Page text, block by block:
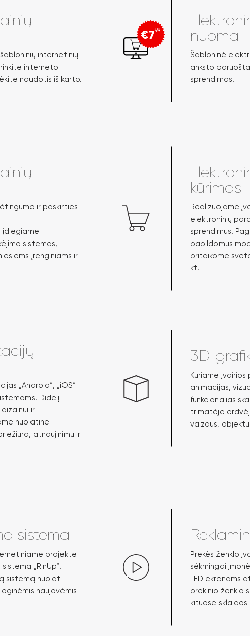
internetinių
interneto
naudotis iš karto.
nuoma
€799
Šabloninė
anksto
sprendimas.
ir paskirties
įdiegiame
sistemas,
įrenginiams ir
kūrimas
Realizuojame
elektroninių
sprendimus.
papildomus
pritaikome
kt.
„Android“, „iOS“
Didelį
ir
nuolatine
atnaujinimu ir
3D
Kuriame
animacijas,
funkcionalias
trimatėje
vaizdus,
sistema
projekte
„RinUp“.
sistemą nuolat
naujovėmis
Prekės ženklo
sėkmingai
LED ekranams
prekinio ženklo
kituose sklaidos